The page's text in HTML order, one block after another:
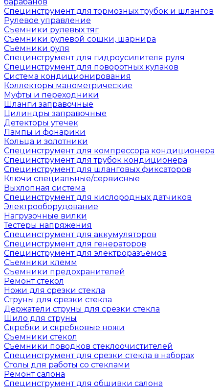
Специнструмент для тормозных трубок и шлангов
Рулевое управление
Съемники рулевых тяг
Съемники рулевой сошки, шарнира
Съемники руля
Специнструмент для гидроусилителя руля
Специнструмент для поворотных кулаков
Система кондиционирования
Коллекторы манометрические
Муфты и переходники
Шланги заправочные
Цилиндры заправочные
Детекторы утечек
Лампы и фонарики
Кольца и золотники
Специнструмент для компрессора кондиционера
Специнструмент для трубок кондиционера
Специнструмент для шланговых фиксаторов
Ключи специальные/сервисные
Выхлопная система
Специнструмент для кислородных датчиков
Электрооборудование
Нагрузочные вилки
Тестеры напряжения
Специнструмент для аккумуляторов
Специнструмент для генераторов
Специнструмент для электроразъёмов
Съемники клемм
Съемники предохранителей
Ремонт стекол
Ножи для срезки стекла
Струны для срезки стекла
Держатели струны для срезки стекла
Шило для струны
Скребки и скребковые ножи
Съемники стекол
Съемники поводков стеклоочистителей
Специнструмент для срезки стекла в наборах
Столы для работы со стеклами
Ремонт салона
Специнструмент для обшивки салона